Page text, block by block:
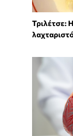
Τριλέτσε: